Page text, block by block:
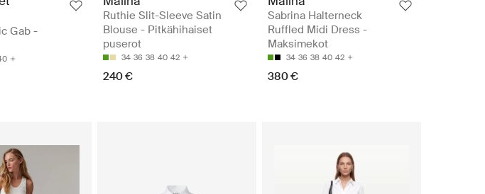
Gab -
Ruthie Slit-Sleeve Satin
Blouse - Pitkähihaiset
puserot
34 36 38 40 42
240 €
Sabrina Halterneck
Ruffled Midi Dress -
Maksimekot
34 36 38 40 42
380 €